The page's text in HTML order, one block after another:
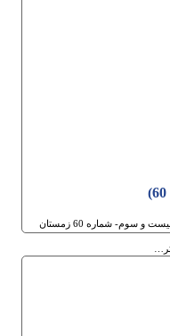
مجله پژوهش‌های حقوقی (فصلنامه علمی) سال بیست و سوم- شماره 60 زمستان